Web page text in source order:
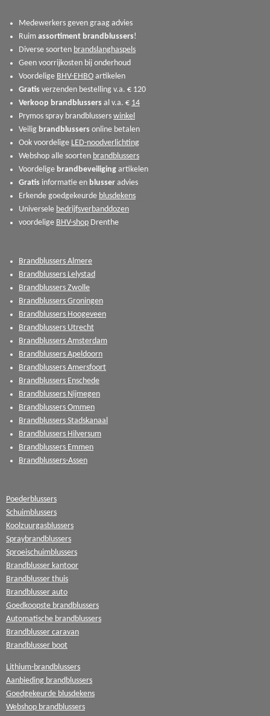
Medewerkers geven graag advies
Ruim assortiment brandblussers!
Diverse soorten brandslanghaspels
Geen voorrijkosten bij onderhoud
Voordelige BHV-EHBO artikelen
Gratis verzenden bestelling v.a. € 120
Verkoop brandblussers al v.a. € 14
Prymos spray brandblussers winkel
Veilig brandblussers online betalen
Ook voordelige LED-noodverlichting
Webshop alle soorten brandblussers
Voordelige brandbeveiliging artikelen
Gratis informatie en blusser advies
Erkende goedgekeurde blusdekens
Universele bedrijfsverbanddozen
voordelige BHV-shop Drenthe
Brandblussers Almere
Brandblussers Lelystad
Brandblussers Zwolle
Brandblussers Groningen
Brandblussers Hoogeveen
Brandblussers Utrecht
Brandblussers Amsterdam
Brandblussers Apeldoorn
Brandblussers Amersfoort
Brandblussers Enschede
Brandblussers Nijmegen
Brandblussers Ommen
Brandblussers Stadskanaal
Brandblussers Hilversum
Brandblussers Emmen
Brandblussers-Assen
Poederblussers
Schuimblussers
Koolzuurgasblussers
Spraybrandblussers
Sproeischuimblussers
Brandblusser kantoor
Brandblusser thuis
Brandblusser auto
Goedkoopste brandblussers
Automatische brandblussers
Brandblusser caravan
Brandblusser boot
Lithium-brandblussers
Aanbieding brandblussers
Goedgekeurde blusdekens
Webshop brandblussers